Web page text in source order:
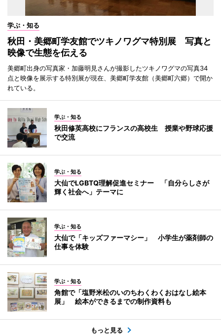
学ぶ・知る
秋田・美郷町学友館でツキノワグマ特別展 写真と
映像で生態を伝える
美郷町出身の写真家・加藤明見さんが撮影したツキノワグマの写真34
点と映像を展示する特別展が現在、美郷町学友館（美郷町六郷）で開か
れている。
学ぶ・知る
秋田修英高校にフランスの高校生 授業や野球応援
で交流
学ぶ・知る
大仙でLGBTQ理解促進セミナー 「自分らしさが
輝く社会へ」テーマに
学ぶ・知る
大仙で「キッズファーマシー」 小学生が薬剤師の
仕事を体験
学ぶ・知る
角館で「塩野米松のいのちわくわくおはなし絵本
展」 絵本ができるまでの制作資料も
もっと見る